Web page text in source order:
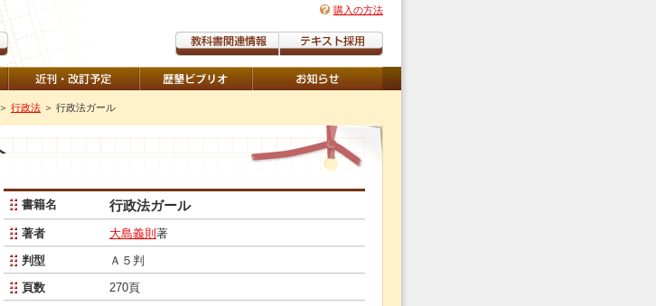
購入の方法
＞ 行政法 ＞ 行政法ガール
書籍名 行政法ガール
著者 大島義則 著
判型
Ａ５判
頁数
270頁